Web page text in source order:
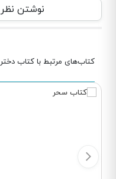
نوشتن
کتاب‌های مرتبط با کتاب